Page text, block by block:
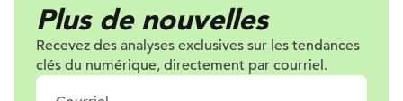
Plus de nouvelles
Recevez des analyses exclusives sur les tendances
clés du numérique, directement par courriel.